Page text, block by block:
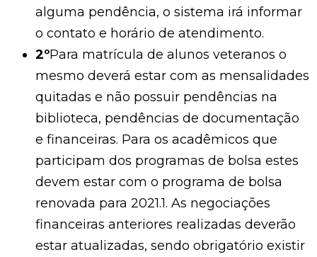
alguma pendência, o sistema irá informar
o contato e horário de atendimento.
2ºPara matrícula de alunos veteranos o
mesmo deverá estar com as mensalidades
quitadas e não possuir pendências na
biblioteca, pendências de documentação
e financeiras. Para os acadêmicos que
participam dos programas de bolsa estes
devem estar com o programa de bolsa
renovada para 2021.1. As negociações
financeiras anteriores realizadas deverão
estar atualizadas, sendo obrigatório existir